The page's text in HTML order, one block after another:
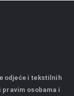
odjeće i tekstilnih
osobama i